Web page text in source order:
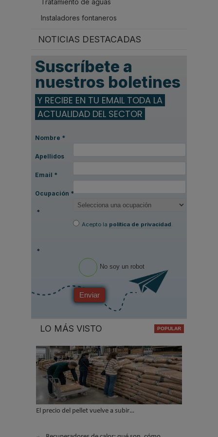
Tratamiento de aguas
Instaladores fontaneros
NOTICIAS DESTACADAS
Suscríbete a
nuestros boletines
Y RECIBE EN TU EMAIL TODA LA
ACTUALIDAD DEL SECTOR
Nombre *
Apellidos
Email *
Ocupación *
*
Acepto la política de privacidad.
*
No soy un robot
Enviar
LO MÁS VISTO
El precio del pellet vuelve a subir…